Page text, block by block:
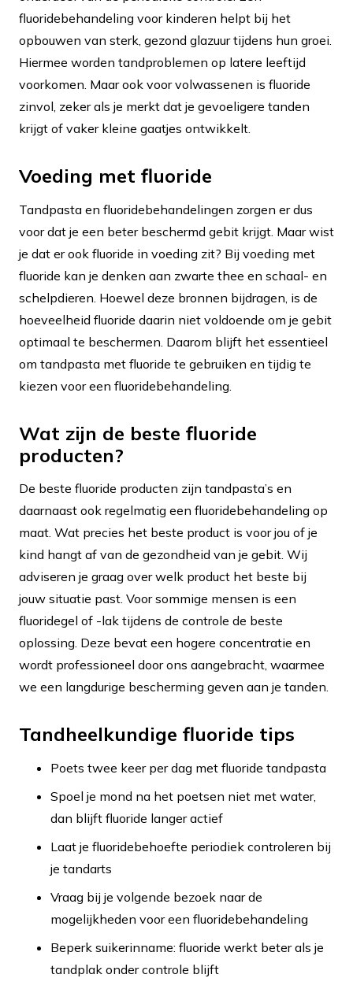
fluoridebehandeling voor kinderen helpt bij het
opbouwen van sterk, gezond glazuur tijdens hun groei.
Hiermee worden tandproblemen op latere leeftijd
voorkomen. Maar ook voor volwassenen is fluoride
zinvol, zeker als je merkt dat je gevoeligere tanden
krijgt of vaker kleine gaatjes ontwikkelt.
Voeding met fluoride
Tandpasta en fluoridebehandelingen zorgen er dus
voor dat je een beter beschermd gebit krijgt. Maar wist
je dat er ook fluoride in voeding zit? Bij voeding met
fluoride kan je denken aan zwarte thee en schaal- en
schelpdieren. Hoewel deze bronnen bijdragen, is de
hoeveelheid fluoride daarin niet voldoende om je gebit
optimaal te beschermen. Daarom blijft het essentieel
om tandpasta met fluoride te gebruiken en tijdig te
kiezen voor een fluoridebehandeling.
Wat zijn de beste fluoride
producten?
De beste fluoride producten zijn tandpasta’s en
daarnaast ook regelmatig een fluoridebehandeling op
maat. Wat precies het beste product is voor jou of je
kind hangt af van de gezondheid van je gebit. Wij
adviseren je graag over welk product het beste bij
jouw situatie past. Voor sommige mensen is een
fluoridegel of -lak tijdens de controle de beste
oplossing. Deze bevat een hogere concentratie en
wordt professioneel door ons aangebracht, waarmee
we een langdurige bescherming geven aan je tanden.
Tandheelkundige fluoride tips
Poets twee keer per dag met fluoride tandpasta
Spoel je mond na het poetsen niet met water,
dan blijft fluoride langer actief
Laat je fluoridebehoefte periodiek controleren bij
je tandarts
Vraag bij je volgende bezoek naar de
mogelijkheden voor een fluoridebehandeling
Beperk suikerinname: fluoride werkt beter als je
tandplak onder controle blijft